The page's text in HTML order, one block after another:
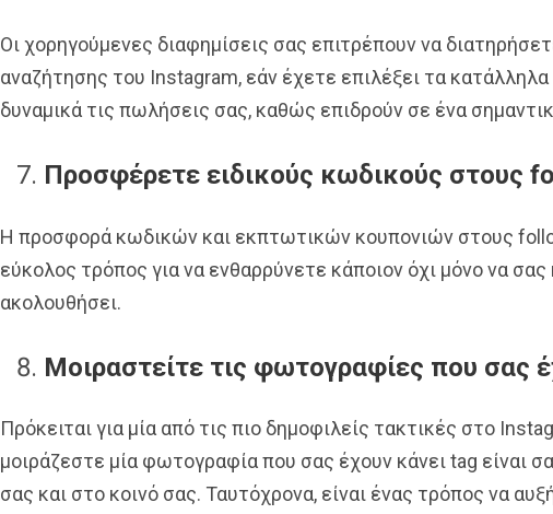
Οι χορηγούμενες διαφημίσεις σας επιτρέπουν να
αναζήτησης του Instagram, εάν έχετε επιλέξει τα
δυναμικά τις πωλήσεις σας, καθώς επιδρούν σε ένα
Προσφέρετε ειδικούς κωδικούς στους
Η προσφορά κωδικών και εκπτωτικών κουπονιών στους
εύκολος τρόπος για να ενθαρρύνετε κάποιον όχι μόνο να σας
ακολουθήσει.
Μοιραστείτε τις φωτογραφίες που σας
Πρόκειται για μία από τις πιο δημοφιλείς τακτικές στο
μοιράζεστε μία φωτογραφία που σας έχουν κάνει tag είναι
σας και στο κοινό σας. Ταυτόχρονα, είναι ένας τρόπος να